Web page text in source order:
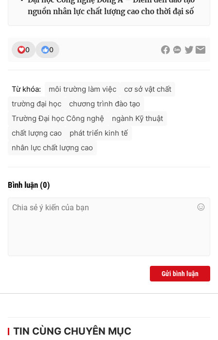
Ðiện thoại Thời báo VTV:024.66 897 897
toasoan@vtv.vn
thuận bằng văn bản. Ghi rõ nguồn VTV.vn khi phát hành lại
thông tin từ website này.
nguồn nhân lực chất lượng cao cho thời đại số
0 0
Từ khóa: môi trường làm việc
cơ sở vật chất
trường đại học
chương trình đào tạo
Trường Đại học Công nghệ
ngành Kỹ thuật
chất lượng cao
phát triển kinh tế
nhân lực chất lượng cao
Bình luận (0)
Gửi bình luận
TIN CÙNG CHUYÊN MỤC